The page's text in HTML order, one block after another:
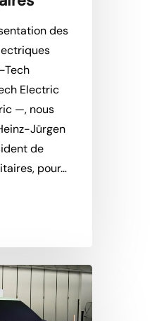
des
Tech
Electric
—, nous
Jürgen
de
pour…